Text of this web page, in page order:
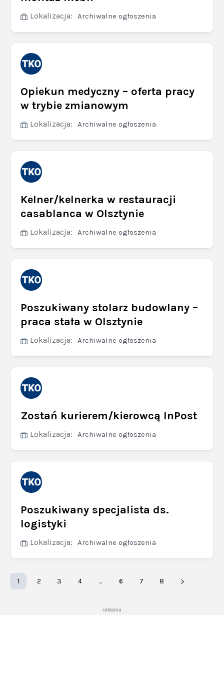
Lokalizacja: Archiwalne ogłoszenia
Opiekun medyczny – oferta pracy
w trybie zmianowym
Lokalizacja: Archiwalne ogłoszenia
Kelner/kelnerka w restauracji
casablanca w Olsztynie
Lokalizacja: Archiwalne ogłoszenia
Poszukiwany stolarz budowlany –
praca stała w Olsztynie
Lokalizacja: Archiwalne ogłoszenia
Zostań kurierem/kierowcą InPost
Lokalizacja: Archiwalne ogłoszenia
Poszukiwany specjalista ds.
logistyki
Lokalizacja: Archiwalne ogłoszenia
1 2 3 4 … 6 7 8
reklama